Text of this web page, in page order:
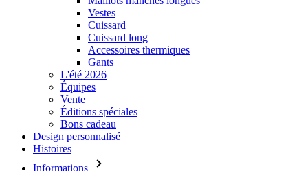
Gants
L'été 2026
Équipes
Vente
Éditions spéciales
Bons cadeau
Design personnalisé
Histoires
Informations
Retours
Protection generale des données
Conditions de service
Notre Histoire